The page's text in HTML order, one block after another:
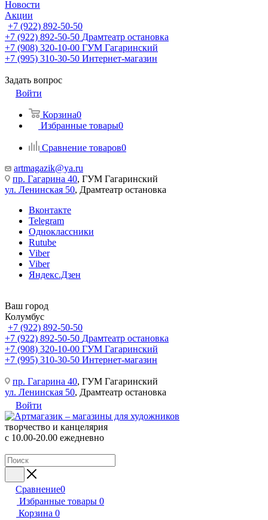
Новости
Акции
+7 (922) 892-50-50
+7 (922) 892-50-50 Драмтеатр остановка
+7 (908) 320-10-00 ГУМ Гагаринский
+7 (995) 310-30-50 Интернет-магазин
Задать вопрос
Войти
Корзина0
Избранные товары0
Сравнение товаров0
artmagazik@ya.ru
пр. Гагарина 40, ГУМ Гагаринский
ул. Ленинская 50, Драмтеатр остановка
Вконтакте
Telegram
Одноклассники
Rutube
Viber
Viber
Яндекс.Дзен
Ваш город
Колумбус
+7 (922) 892-50-50
+7 (922) 892-50-50 Драмтеатр остановка
+7 (908) 320-10-00 ГУМ Гагаринский
+7 (995) 310-30-50 Интернет-магазин
пр. Гагарина 40, ГУМ Гагаринский
ул. Ленинская 50, Драмтеатр остановка
Войти
творчество и канцелярия
с 10.00-20.00 ежедневно
Сравнение0
Избранные товары 0
Корзина 0